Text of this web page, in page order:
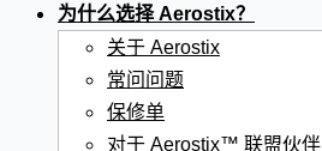
为什么选择 Aerostix？
关于 Aerostix
常问问题
保修单
对于 Aerostix™ 联盟伙伴